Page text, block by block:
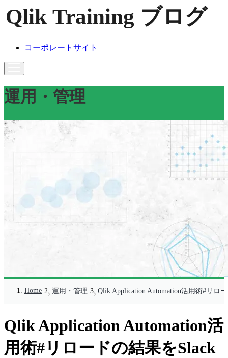
コーポレートサイト
運用・管理
Home 運用・管理 Qlik Application Automation活用術#リロ
Qlik Application Automation活
用術#リロードの結果をSlack